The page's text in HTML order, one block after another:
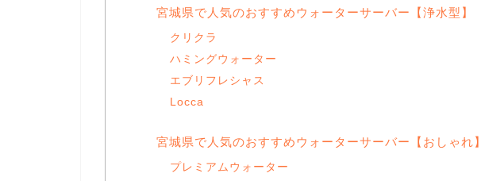
宮城県で人気のおすすめウォーターサーバー【浄水型】
クリクラ
ハミングウォーター
エブリフレシャス
Locca
宮城県で人気のおすすめウォーターサーバー【おしゃれ】
プレミアムウォーター